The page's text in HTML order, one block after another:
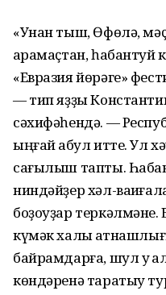
«Унан тыш, Өфөлә,
ҡарамаҫтан,
«Евразия йөрәге»
— тип яҙҙы
сәхифәһендә. —
ыңғай ҡабул итте. Ул
сағылыш тапты.
ниндәйҙер хәл-
боҙоуҙар
күмәк халыҡ
байрамдарға, шул уҡ
көндәренә таратыу